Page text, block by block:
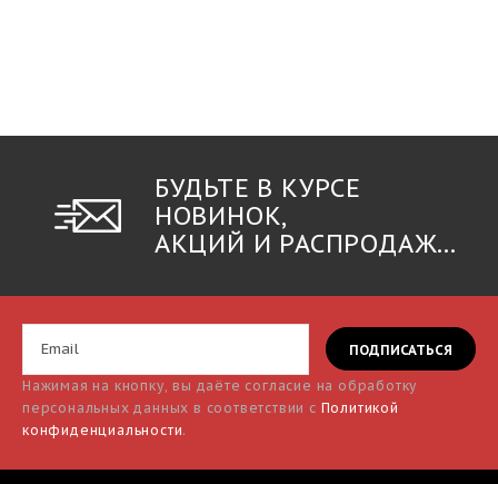
БУДЬТЕ В КУРСЕ
НОВИНОК,
АКЦИЙ И РАСПРОДАЖ...
Нажимая на кнопку, вы даёте согласие на обработку
персональных данных в соответствии с Политикой
конфиденциальности.